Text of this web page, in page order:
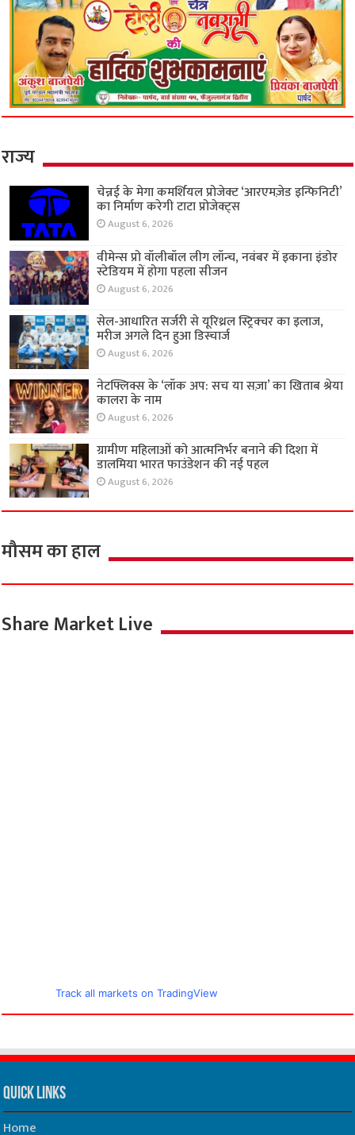
राज्य
चेन्नई के मेगा कमर्शियल प्रोजेक्ट ‘आरएमज़ेड इन्फिनिटी’
का निर्माण करेगी टाटा प्रोजेक्ट्स
August 6, 2026
वीमेन्स प्रो वॉलीबॉल लीग लॉन्च, नवंबर में इकाना इंडोर
स्टेडियम में होगा पहला सीजन
August 6, 2026
सेल-आधारित सर्जरी से यूरिथ्रल स्ट्रिक्चर का इलाज,
मरीज अगले दिन हुआ डिस्चार्ज
August 6, 2026
नेटफ्लिक्स के ‘लॉक अप: सच या सज़ा’ का खिताब श्रेया
कालरा के नाम
August 6, 2026
ग्रामीण महिलाओं को आत्मनिर्भर बनाने की दिशा में
डालमिया भारत फाउंडेशन की नई पहल
August 6, 2026
मौसम का हाल
Share Market Live
Track all markets on TradingView
Quick Links
Home